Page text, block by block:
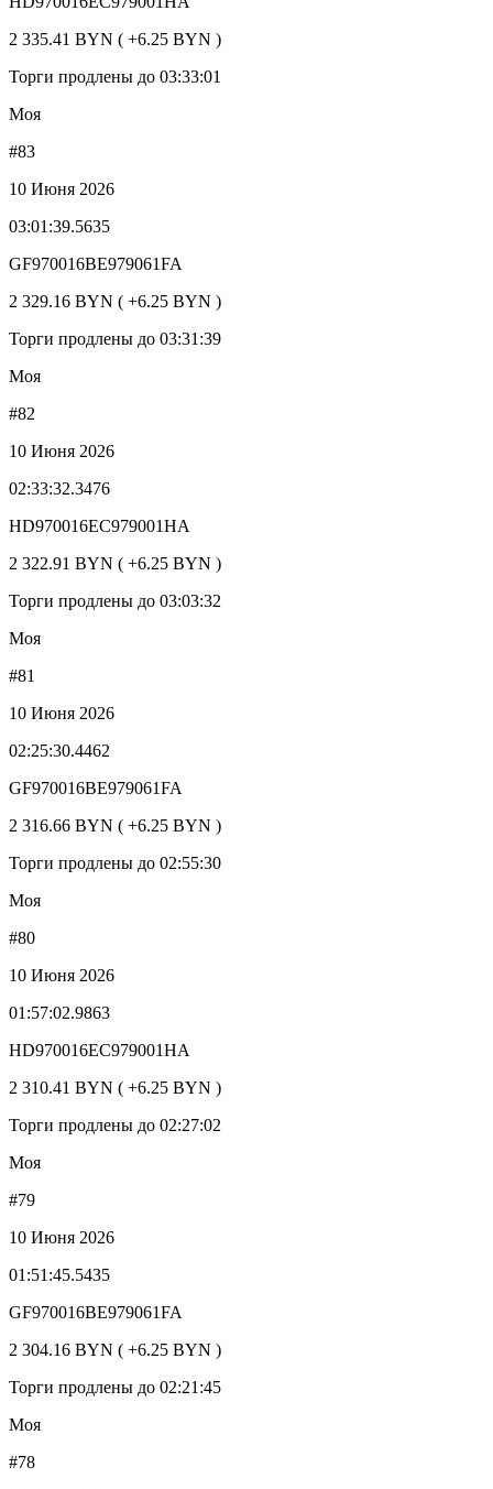
2 335.41 BYN ( +6.25 BYN )
Торги продлены до 03:33:01
Моя
#83
10 Июня 2026
03:01:39.5635
GF970016BE979061FA
2 329.16 BYN ( +6.25 BYN )
Торги продлены до 03:31:39
Моя
#82
10 Июня 2026
02:33:32.3476
HD970016EC979001HA
2 322.91 BYN ( +6.25 BYN )
Торги продлены до 03:03:32
Моя
#81
10 Июня 2026
02:25:30.4462
GF970016BE979061FA
2 316.66 BYN ( +6.25 BYN )
Торги продлены до 02:55:30
Моя
#80
10 Июня 2026
01:57:02.9863
HD970016EC979001HA
2 310.41 BYN ( +6.25 BYN )
Торги продлены до 02:27:02
Моя
#79
10 Июня 2026
01:51:45.5435
GF970016BE979061FA
2 304.16 BYN ( +6.25 BYN )
Торги продлены до 02:21:45
Моя
#78